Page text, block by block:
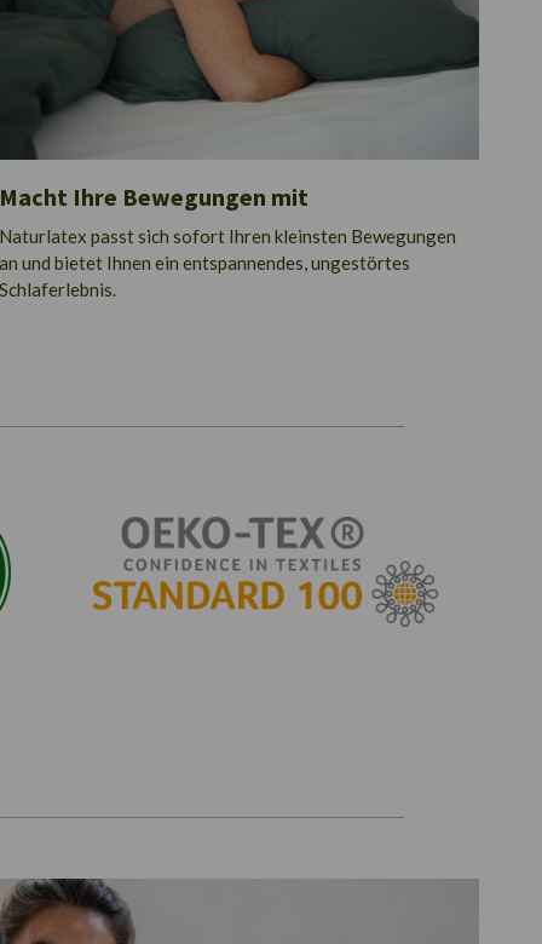
Macht Ihre Bewegungen mit
Naturlatex passt sich sofort Ihren kleinsten Bewegungen
an und bietet Ihnen ein entspannendes, ungestörtes
Schlaferlebnis.